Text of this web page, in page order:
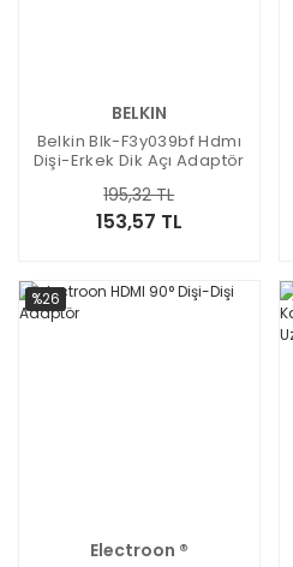
BELKIN
Belkin Blk-F3y039bf Hdmı
Dişi-Erkek Dik Açı Adaptör
153,57 TL
195,32 TL
%26
Electroon ®